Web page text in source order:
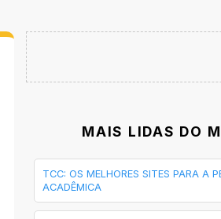
MAIS LIDAS DO
TCC: OS MELHORES SITES PARA A
ACADÊMICA